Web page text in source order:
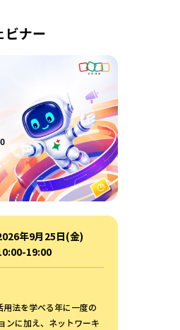
ビナー
年9月25日(金)
19:00
法を学べる年に一度の
ンに加え、ネットワーキ